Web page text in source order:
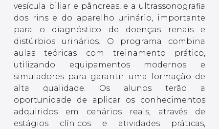
vesícula biliar e pâncreas, e a ultrassonografia
dos rins e do aparelho urinário, importante
para o diagnóstico de doenças renais e
distúrbios urinários. O programa combina
aulas teóricas com treinamento prático,
utilizando equipamentos modernos e
simuladores para garantir uma formação de
alta qualidade. Os alunos terão a
oportunidade de aplicar os conhecimentos
adquiridos em cenários reais, através de
estágios clínicos e atividades práticas,